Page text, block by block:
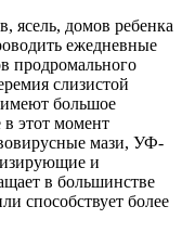
ясель, домов ребенка
ежедневные
продромального
слизистой
большое
в этот момент
мази, УФ-
и
в большинстве
способствует более